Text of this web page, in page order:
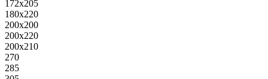
172х205
180х220
200х200
200х220
200х210
270
285